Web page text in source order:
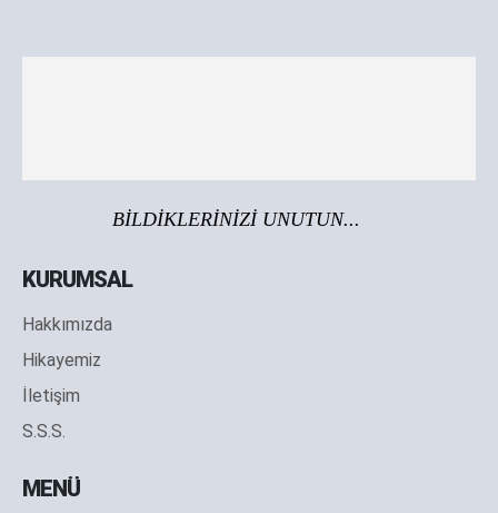
BİLDİKLERİNİZİ UNUTUN...
KURUMSAL
Hakkımızda
Hikayemiz
İletişim
S.S.S.
MENÜ